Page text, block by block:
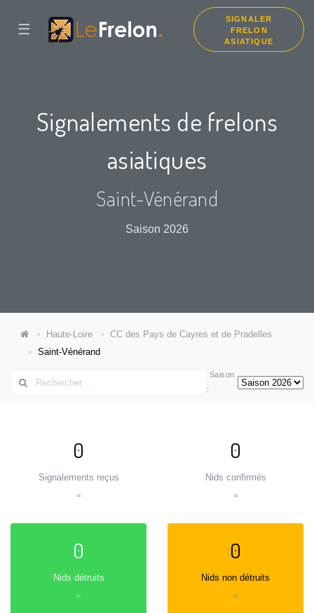
☰
SIGNALER
FRELON
ASIATIQUE
Signalements de frelons
asiatiques
Saint-Vénérand
Saison 2026
Haute-Loire
CC des Pays de Cayres et de Pradelles
Saint-Vénérand
Saison
:
0
Signalements reçus
=
0
Nids confirmés
=
0
Nids détruits
=
0
Nids non détruits
=